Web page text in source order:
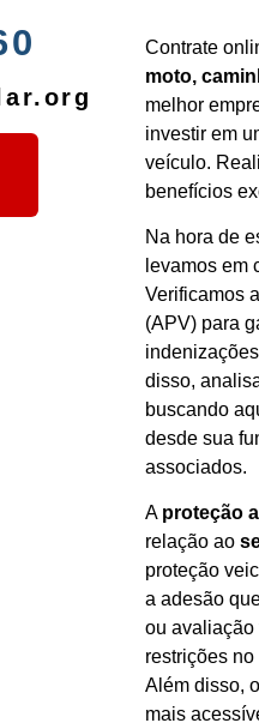
Contrate
moto,
melhor
investir em
veículo.
benefícios
Na hora de
levamos em
Verificamos
(APV) para
disso,
buscando
desde sua
associados.
A proteção
relação ao
proteção
a adesão
ou avaliação
restrições
Além disso, o
mais